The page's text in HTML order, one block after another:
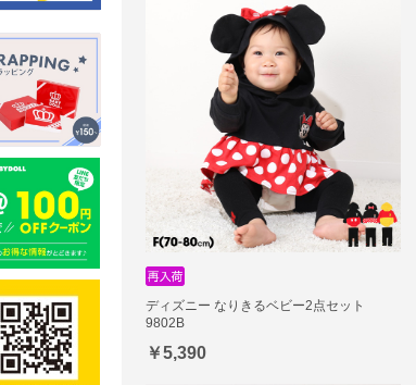
ディズニー なりきるベビー2点セット
9802B
￥5,390